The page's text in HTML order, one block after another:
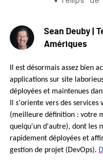
Sean Deuby |
Amériques
Il est désormais assez bien
applications sur site
déployées et maintenues
Il s'oriente vers des
(meilleure définition : votre
quelqu'un d'autre), dont les
rapidement déployées et
gestion de projet (DevOps).